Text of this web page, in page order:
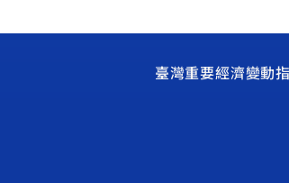
臺灣重要經濟變